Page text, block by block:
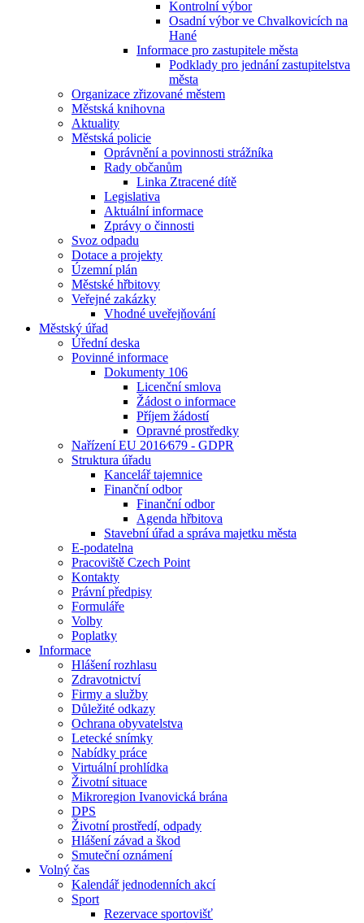
Kontrolní výbor
Osadní výbor ve Chvalkovicích na
Hané
Informace pro zastupitele města
Podklady pro jednání zastupitelstva
města
Organizace zřizované městem
Městská knihovna
Aktuality
Městská policie
Oprávnění a povinnosti strážníka
Rady občanům
Linka Ztracené dítě
Legislativa
Aktuální informace
Zprávy o činnosti
Svoz odpadu
Dotace a projekty
Územní plán
Městské hřbitovy
Veřejné zakázky
Vhodné uveřejňování
Městský úřad
Úřední deska
Povinné informace
Dokumenty 106
Licenční smlova
Žádost o informace
Příjem žádostí
Opravné prostředky
Nařízení EU 2016⁄679 - GDPR
Struktura úřadu
Kancelář tajemnice
Finanční odbor
Finanční odbor
Agenda hřbitova
Stavební úřad a správa majetku města
E-podatelna
Pracoviště Czech Point
Kontakty
Právní předpisy
Formuláře
Volby
Poplatky
Informace
Hlášení rozhlasu
Zdravotnictví
Firmy a služby
Důležité odkazy
Ochrana obyvatelstva
Letecké snímky
Nabídky práce
Virtuální prohlídka
Životní situace
Mikroregion Ivanovická brána
DPS
Životní prostředí, odpady
Hlášení závad a škod
Smuteční oznámení
Volný čas
Kalendář jednodenních akcí
Sport
Rezervace sportovišť